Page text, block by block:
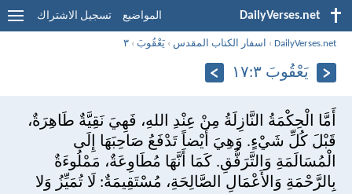
DailyVerses.net المواضيع تسجيل الاشتراك
DailyVerses.net
› اسفار الكتاب المقدس ›يَعْقُوبَ ›٣
يَعْقُوبَ ٣:‏١٧
أَمَّا الْحِكْمَةُ النَّازِلَةُ مِنْ عِنْدِ اللهِ، فَهِيَ نَقِيَّةٌ طَاهِرَةٌ،
قَبْلَ كُلِّ شَيْءٍ. وَهِيَ أَيْضاً تَدْفَعُ صَاحِبَهَا إِلَى
الْمُسَالَمَةِ وَالتَّرَفُّقِ. كَمَا أَنَّهَا مُطَاوِعَةٌ، مَمْلُوءَةٌ
بِالرَّحْمَةِ وَالأَعْمَالِ الصَّالِحَةِ، مُسْتَقِيمَةٌ: لَا تُمَيِّزُ وَلا